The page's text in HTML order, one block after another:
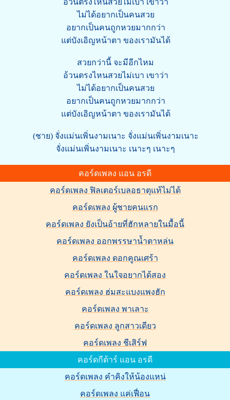
อ้วนตรงไหนสวยไม่เบา เขาว่า
ไม่ได้อยากเป็นคนสวย
อยากเป็นคนถูกหวยมากกว่า
แต่บังเอิญหน้าตา ของเรามันได้
สวยกว่านี้ จะมีอีกไหม
อ้วนตรงไหนสวยไม่เบา เขาว่า
ไม่ได้อยากเป็นคนสวย
อยากเป็นคนถูกหวยมากกว่า
แต่บังเอิญหน้าตา ของเรามันได้
(ชาย) จั่งแม่นเพิ่นงามเนาะ จั่งแม่นเพิ่นงามเนาะ
จั่งแม่นเพิ่นงามเนาะ เนาะๆ เนาะๆ
คอร์ดเพลง แอน อรดี
คอร์ดเพลง ฟิลเตอร์เบลอธาตุแท้ไม่ได้
คอร์ดเพลง ผู้ชายคนแรก
คอร์ดเพลง ยังเป็นอ้ายที่ฮักหลายในมื้อนี้
คอร์ดเพลง ออกพรรษาน้ำตาหล่น
คอร์ดเพลง ดอกคูณเศร้า
คอร์ดเพลง ในใจอยากได้สอง
คอร์ดเพลง ฮ่มสะแบงแพงฮัก
คอร์ดเพลง พาเลาะ
คอร์ดเพลง ลูกสาวเดียว
คอร์ดเพลง ชีเสิร์ฟ
คอร์ดกีต้าร์ แอน อรดี
คอร์ดเพลง คำคิงให้น้องแหน่
คอร์ดเพลง แค่เฟื่อน